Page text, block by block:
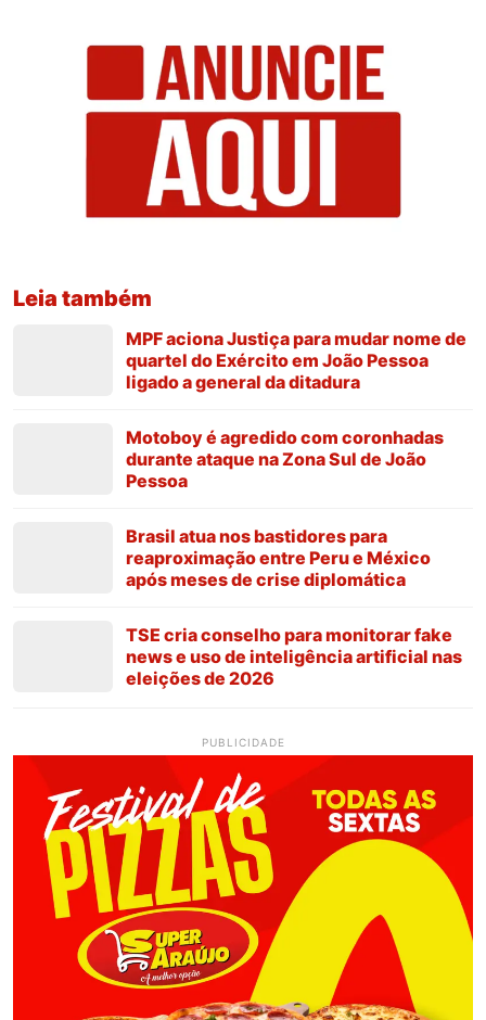
Leia também
MPF aciona Justiça para mudar nome de
quartel do Exército em João Pessoa
ligado a general da ditadura
Motoboy é agredido com coronhadas
durante ataque na Zona Sul de João
Pessoa
Brasil atua nos bastidores para
reaproximação entre Peru e México
após meses de crise diplomática
TSE cria conselho para monitorar fake
news e uso de inteligência artificial nas
eleições de 2026
PUBLICIDADE